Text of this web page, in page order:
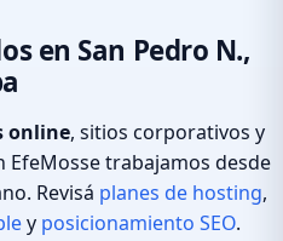
en San Pedro N.,
online, sitios corporativos y
EfeMosse trabajamos desde
Revisá planes de hosting,
y posicionamiento SEO.